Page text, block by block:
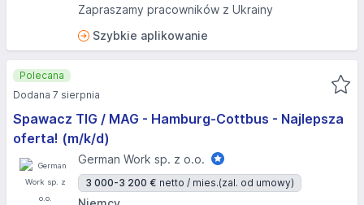
Zapraszamy pracowników z Ukrainy
Szybkie aplikowanie
Spawacz TIG / MAG - Hamburg-Cottbus - Najlepsza
oferta! (m/k/d)
German Work sp. z o.o.
3 000-3 200 € netto / mies.(zal. od umowy)
Polecana
Dodana 7 sierpnia